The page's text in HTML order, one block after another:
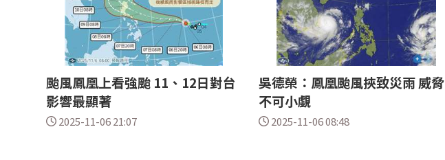
颱風鳳凰上看強颱 11、12日對台
影響最顯著
2025-11-06 21:07
吳德榮：鳳凰颱風挾致災雨 威脅
不可小覷
2025-11-06 08:48